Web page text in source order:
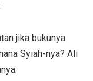
jika bukunya
Syiah-nya? Ali